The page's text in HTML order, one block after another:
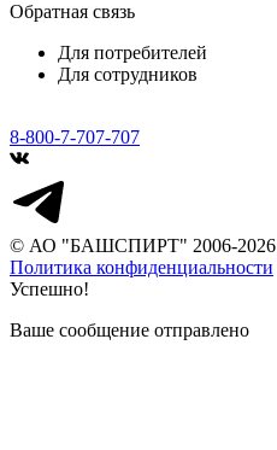
Обратная связь
Для потребителей
Для сотрудников
8-800-7-707-707
© АО "БАШСПИРТ" 2006-2026
Политика конфиденциальности
Успешно!
Ваше сообщение отправлено